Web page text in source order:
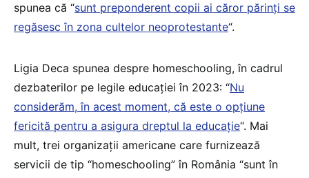
spunea că “sunt preponderent copii ai căror părinți se
regăsesc în zona cultelor neoprotestante“.
Ligia Deca spunea despre homeschooling, în cadrul
dezbaterilor pe legile educației în 2023: “Nu
considerăm, în acest moment, că este o opțiune
fericită pentru a asigura dreptul la educație“. Mai
mult, trei organizații americane care furnizează
servicii de tip “homeschooling” în România “sunt în